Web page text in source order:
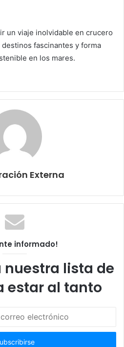
un viaje inolvidable en crucero
destinos fascinantes y forma
en los mares.
Externa
informado!
nuestra lista de
estar al tanto